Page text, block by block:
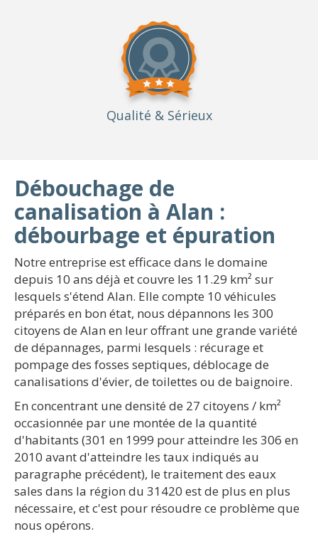
Qualité & Sérieux
Débouchage de
canalisation à Alan :
débourbage et épuration
Notre entreprise est efficace dans le domaine
depuis 10 ans déjà et couvre les 11.29 km² sur
lesquels s'étend Alan. Elle compte 10 véhicules
préparés en bon état, nous dépannons les 300
citoyens de Alan en leur offrant une grande variété
de dépannages, parmi lesquels : récurage et
pompage des fosses septiques, déblocage de
canalisations d'évier, de toilettes ou de baignoire.
En concentrant une densité de 27 citoyens / km²
occasionnée par une montée de la quantité
d'habitants (301 en 1999 pour atteindre les 306 en
2010 avant d'atteindre les taux indiqués au
paragraphe précédent), le traitement des eaux
sales dans la région du 31420 est de plus en plus
nécessaire, et c'est pour résoudre ce problème que
nous opérons.